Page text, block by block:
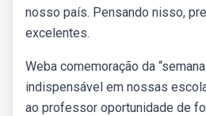
nosso país. Pensando nisso,
excelentes.
Weba comemoração da
indispensável em nossas
ao professor oportunidade de